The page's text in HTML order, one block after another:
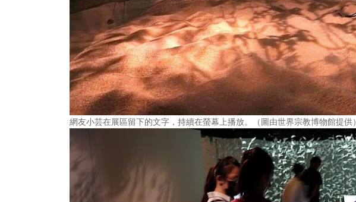
網友小芸在展區留下的文字，持續在螢幕上播放。（圖由世界宗教博物館提供）